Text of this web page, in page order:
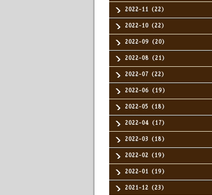
2022-11（22）
2022-10（22）
2022-09（20）
2022-08（21）
2022-07（22）
2022-06（19）
2022-05（18）
2022-04（17）
2022-03（18）
2022-02（19）
2022-01（19）
2021-12（23）